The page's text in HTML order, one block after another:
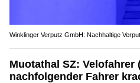
Winklinger Verputz GmbH: Nachhaltige
Muotathal SZ: Velofahrer
nachfolgender Fahrer